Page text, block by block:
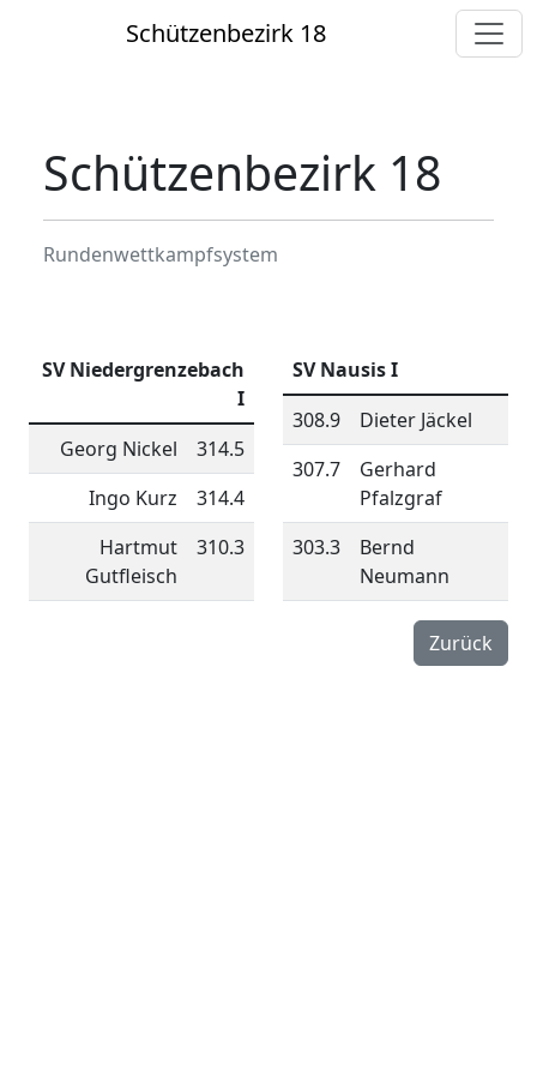
Schützenbezirk 18
Schützenbezirk 18
Rundenwettkampfsystem
SV Niedergrenzebach
I
Georg Nickel
314.5
Ingo Kurz
314.4
Hartmut
Gutfleisch
310.3
SV Nausis I
308.9
Dieter Jäckel
307.7
Gerhard
Pfalzgraf
303.3
Bernd
Neumann
Zurück